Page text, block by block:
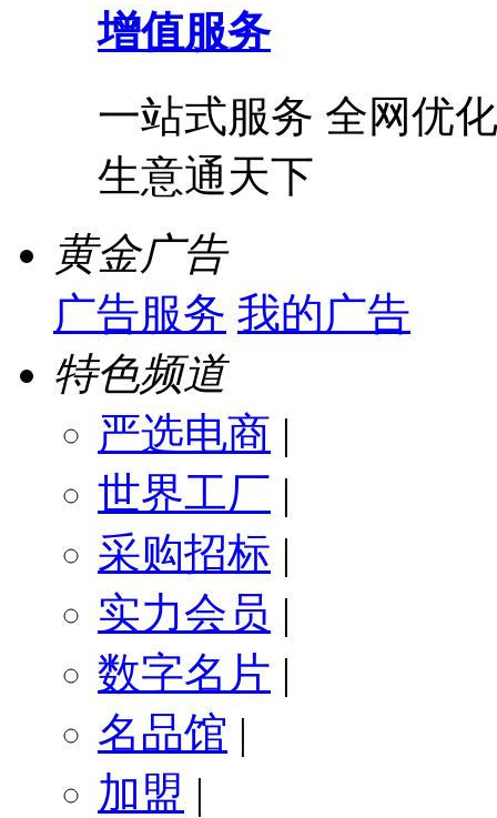
增值服务
一站式服务 全网优
生意通天下
黄金广告
广告服务 我的广告
特色频道
严选电商 |
世界工厂 |
采购招标 |
实力会员 |
数字名片 |
名品馆 |
加盟 |